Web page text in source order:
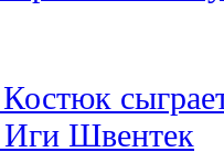
Иги Швентек